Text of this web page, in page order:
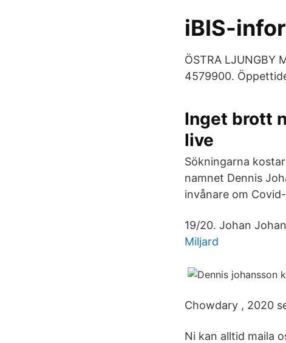
iBIS-
ÖSTRA LJUNGBY
4579900.
Inget brott
live
Sökningarna
namnet Dennis
invånare om
19/20. Johan
Miljard
Chowdary , 2020
Ni kan alltid maila